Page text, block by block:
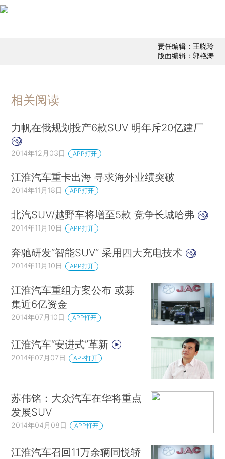
责任编辑：王晓玲
版面编辑：郭艳涛
相关阅读
力帆在俄规划投产6款SUV 明年斥20亿建厂
2014年12月03日 APP打开
江淮汽车重卡出海 寻求海外业绩突破
2014年11月18日 APP打开
北汽SUV/越野车将增至5款 竞争长城哈弗
2014年11月10日 APP打开
奔驰研发“智能SUV” 采用四大充电技术
2014年11月10日 APP打开
江淮汽车重组方案公布 或募
集近6亿资金
2014年07月10日 APP打开
江淮汽车“安进式”革新
2014年07月07日 APP打开
苏伟铭：大众汽车在华将重点
发展SUV
2014年04月08日 APP打开
江淮汽车召回11万余辆同悦轿